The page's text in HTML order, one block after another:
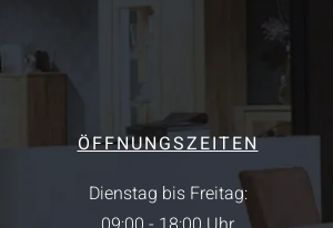
ÖFFNUNGSZEITEN
Dienstag bis Freitag: